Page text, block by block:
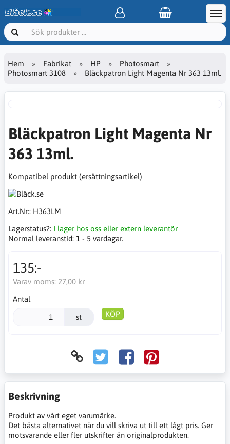
Hem Fabrikat HP
Photosmart
Photosmart 3108
Bläckpatron Light Magenta Nr 363 13ml.
Bläckpatron Light Magenta Nr
363 13ml.
Kompatibel produkt (ersättningsartikel)
Art.Nr:: H363LM
Lagerstatus?: I lager hos oss eller extern leverantör
Normal leveranstid: 1 - 5 vardagar.
135:-
Varav moms: 27,00 kr
Antal
st KÖP
Beskrivning
Produkt av vårt eget varumärke.
Det bästa alternativet när du vill skriva ut till ett lågt pris. Ger
motsvarande eller fler utskrifter än originalprodukten.